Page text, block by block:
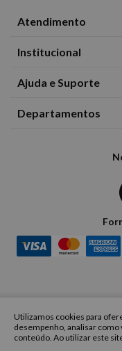
Atendimento
Institucional
Ajuda e Suporte
Departamentos
CASA FASHION
Utilizamos cookies para
desempenho, analisar
conteúdo. Ao utilizar este